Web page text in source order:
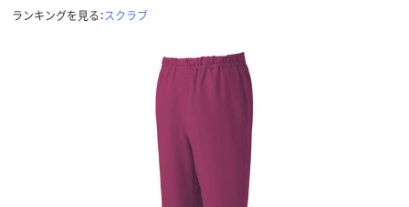
ランキングを見る：スクラブ